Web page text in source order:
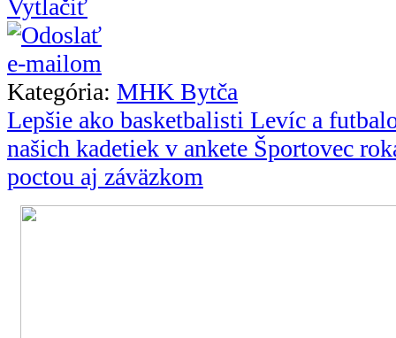
Kategória: MHK Bytča
Lepšie ako basketbalisti Levíc a
našich kadetiek v ankete Športovec
poctou aj záväzkom